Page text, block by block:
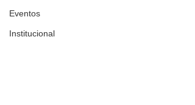
Eventos
Institucional